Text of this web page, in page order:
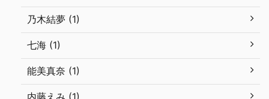
乃木結夢 (1)
七海 (1)
能美真奈 (1)
内藤えみ (1)